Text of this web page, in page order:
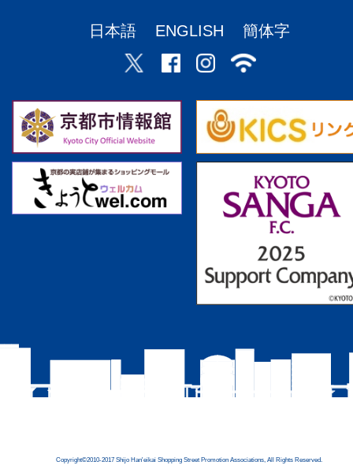
日本語 ENGLISH 簡体字
Copyright©2010-2017 Shijo Han'eikai Shopping Street Promotion Associations, All Rights Reserved.